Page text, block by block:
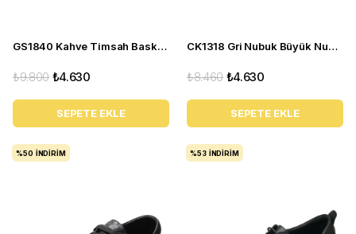
GS1840 Kahve Timsah Baskı Deri Büyük Numara Erkek Spor Ayakkabı
₺4.630
₺9.800
SEPETE EKLE
CK1318 Gri Nubuk Büyük Numara Erkek Gündelik Deri Spor Ayakkabı
₺4.630
₺8.460
SEPETE EKLE
%50 İNDIRIM %53 İNDIRIM